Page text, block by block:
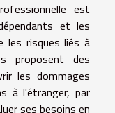
est
et les
les risques liés à
proposent des
les dommages
à l'étranger, par
ses besoins en